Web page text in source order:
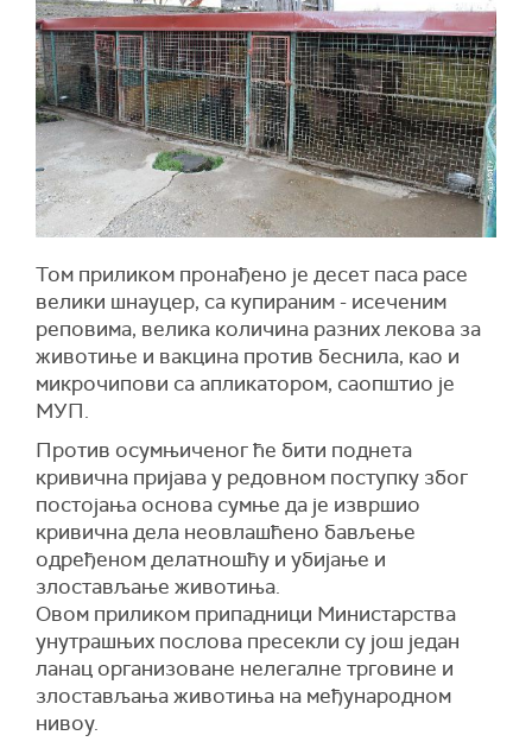
Том приликом пронађено је десет паса расе
велики шнауцер, са купираним - исеченим
реповима, велика количина разних лекова за
животиње и вакцина против беснила, као и
микрочипови са апликатором, саопштио је
МУП.
Против осумњиченог ће бити поднета
кривична пријава у редовном поступку због
постојања основа сумње да је извршио
кривична дела неовлашћено бављење
одређеном делатношћу и убијање и
злостављање животиња.
Овом приликом припадници Министарства
унутрашњих послова пресекли су још један
ланац организоване нелегалне трговине и
злостављања животиња на међународном
нивоу.